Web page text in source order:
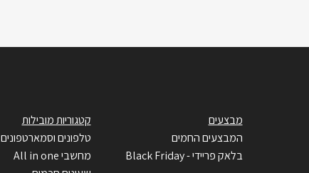
מבצעים
המבצעים החמים
בלאק פריידי - Black Friday
קטגוריות מובילות
טלפונים וסמארטפונים
מחשבי All in one